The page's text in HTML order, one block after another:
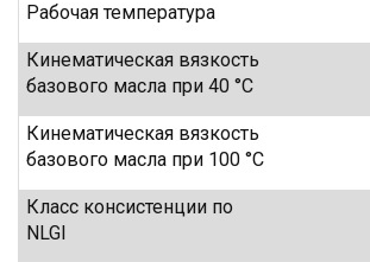
Рабочая температура
Кинематическая вязкость
базового масла при 40 °С
Кинематическая вязкость
базового масла при 100 °С
Класс консистенции по
NLGI